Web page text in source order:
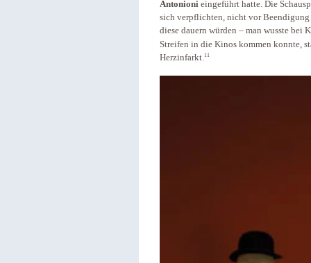
Antonioni eingeführt hatte. Die
sich verpflichten, nicht vor
diese dauern würden – man wusste bei
Streifen in die Kinos kommen konnte,
Herzinfarkt.11